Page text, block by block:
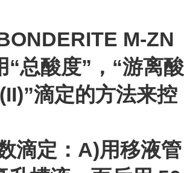
M-ZN
“总酸度”，“游离酸
滴定的方法来控
滴定：A)用移液管